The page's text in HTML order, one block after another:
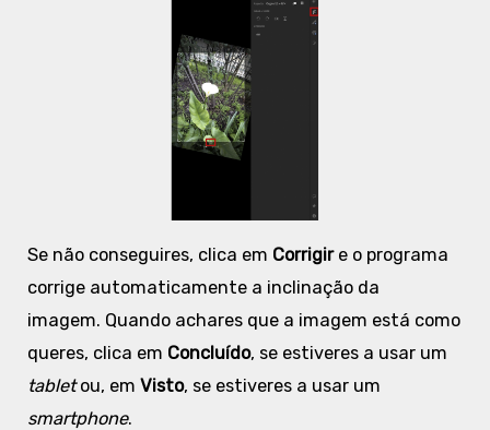
Se não conseguires, clica em Corrigire o programa
corrige automaticamente a inclinação da
imagem. Quando achares que a imagem está como
queres, clica em Concluído, se estiveres a usar um
tabletou, em Visto, se estiveres a usar um
smartphone.